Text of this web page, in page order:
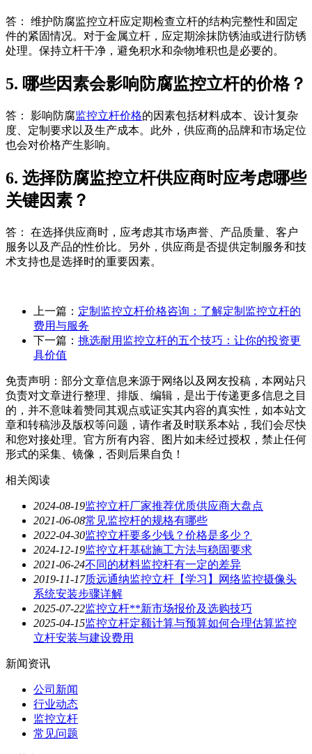
答： 维护防腐监控立杆应定期检查立杆的结构完整性和固定
件的紧固情况。对于金属立杆，应定期涂抹防锈油或进行防锈
处理。保持立杆干净，避免积水和杂物堆积也是必要的。
5. 哪些因素会影响防腐监控立杆的价格？
答： 影响防腐监控立杆价格的因素包括材料成本、设计复杂
度、定制要求以及生产成本。此外，供应商的品牌和市场定位
也会对价格产生影响。
6. 选择防腐监控立杆供应商时应考虑哪些
关键因素？
答： 在选择供应商时，应考虑其市场声誉、产品质量、客户
服务以及产品的性价比。另外，供应商是否提供定制服务和技
术支持也是选择时的重要因素。
上一篇： 定制监控立杆价格咨询：了解定制监控立杆的
费用与服务
下一篇： 挑选耐用监控立杆的五个技巧：让你的投资更
具价值
免责声明：部分文章信息来源于网络以及网友投稿，本网站只
负责对文章进行整理、排版、编辑，是出于传递更多信息之目
的，并不意味着赞同其观点或证实其内容的真实性，如本站文
章和转稿涉及版权等问题，请作者及时联系本站，我们会尽快
和您对接处理。官方所有内容、图片如未经过授权，禁止任何
形式的采集、镜像，否则后果自负！
相关阅读
2024-08-19监控立杆厂家推荐优质供应商大盘点
2021-06-08常见监控杆的规格有哪些
2022-04-30监控立杆要多少钱？价格是多少？
2024-12-19监控立杆基础施工方法与稳固要求
2021-06-24不同的材料监控杆有一定的差异
2019-11-17质远通纳监控立杆【学习】网络监控摄像头
系统安装步骤详解
2025-07-22监控立杆**新市场报价及选购技巧
2025-04-15监控立杆定额计算与预算如何合理估算监控
立杆安装与建设费用
新闻资讯
公司新闻
行业动态
监控立杆
常见问题